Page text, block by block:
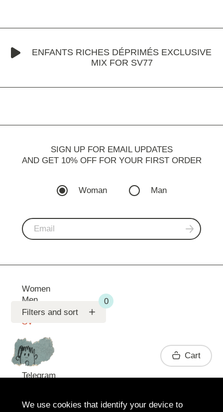
ENFANTS RICHES DÉPRIMÉS EXCLUSIVE
MIX FOR SV77
SIGN UP FOR EMAIL UPDATES
AND GET 10% OFF FOR YOUR FIRST ORDER
Woman Man
Women
Men
Support
SV
Contact
Telegram
Cart
Filters and sort
We use cookies that identify your device to